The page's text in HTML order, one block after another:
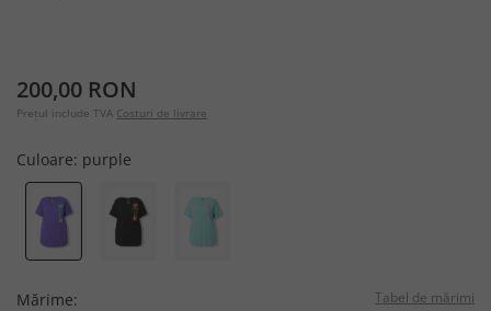
200,00 RON
Prețul include TVA Costuri de livrare
Culoare: purple
Mărime: Tabel de mărimi